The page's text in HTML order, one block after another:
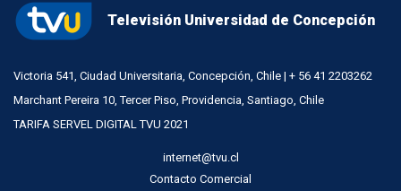
Televisión Universidad de Concepción
Victoria 541, Ciudad Universitaria, Concepción, Chile | + 56 41 2203262
Marchant Pereira 10, Tercer Piso, Providencia, Santiago, Chile
TARIFA SERVEL DIGITAL TVU 2021
internet@tvu.cl
Contacto Comercial